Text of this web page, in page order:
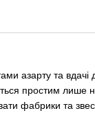
азарту та вдачі
простим лише
фабрики та